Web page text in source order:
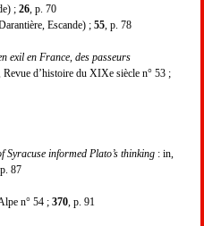
; 26 , p. 70
Escande) ; 55 , p. 78
exil en France, des passeurs
Revue d’histoire du XIXe siècle n° 53 ;
informed Plato’s thinking : in,
, p. 87
n° 54 ; 370 , p. 91